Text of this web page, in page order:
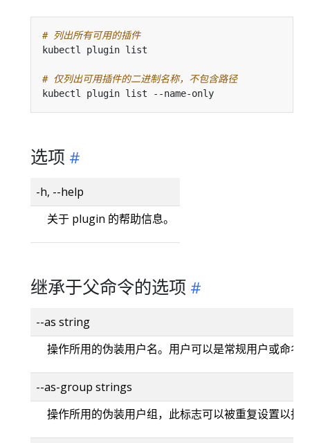
# 列出所有可用的插件
# 仅列出可用插件的二进制名称，不包含路径
选项
-h, --help
关于 plugin 的帮助信息。
继承于父命令的选项
--as string
操作所用的伪装用户名。用户可以是常规用户或命名
--as-group strings
操作所用的伪装用户组，此标志可以被重复设置以指